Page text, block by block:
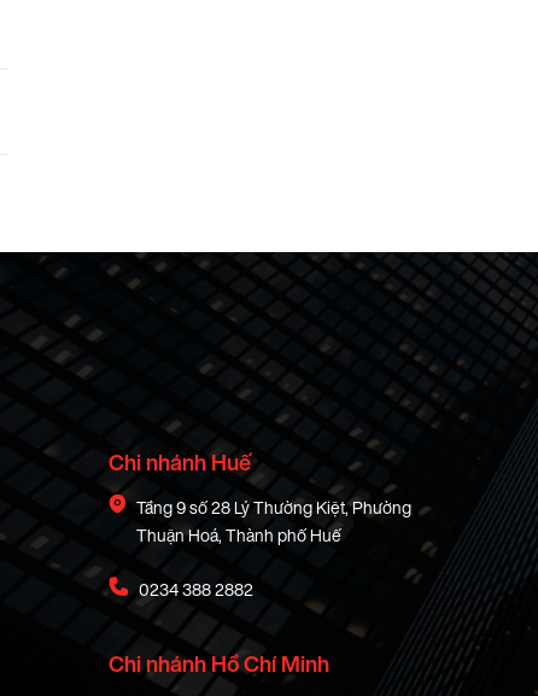
Chi nhánh Huế
Tầng 9 số 28 Lý Thường Kiệt, Phường
Thuận Hoá, Thành phố Huế
0234 388 2882
Chi nhánh Hồ Chí Minh